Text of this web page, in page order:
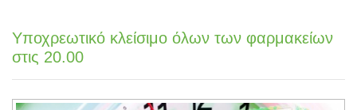
Υποχρεωτικό κλείσιμο όλων των φαρμακείων
στις 20.00